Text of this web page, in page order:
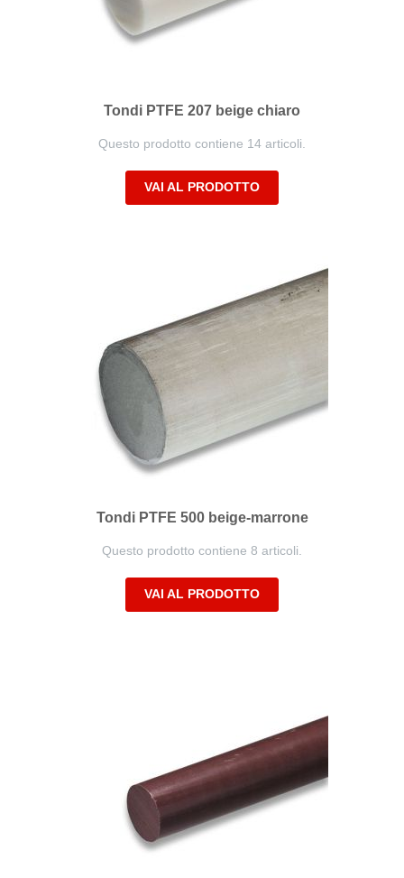
Tondi PTFE 207 beige chiaro
Questo prodotto contiene 14 articoli.
VAI AL PRODOTTO
Tondi PTFE 500 beige-marrone
Questo prodotto contiene 8 articoli.
VAI AL PRODOTTO